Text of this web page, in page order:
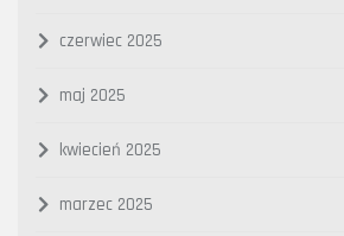
czerwiec 2025
maj 2025
kwiecień 2025
marzec 2025